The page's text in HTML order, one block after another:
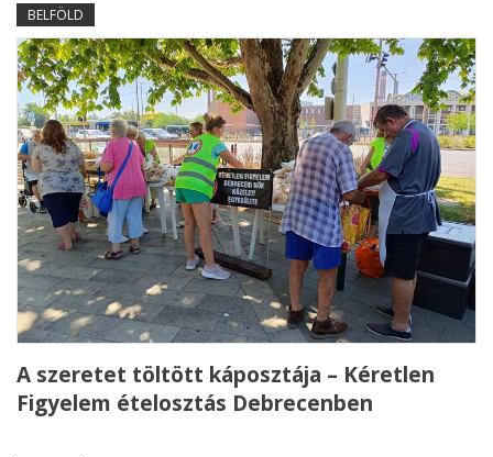
BELFÖLD
A szeretet töltött káposztája – Kéretlen
Figyelem ételosztás Debrecenben